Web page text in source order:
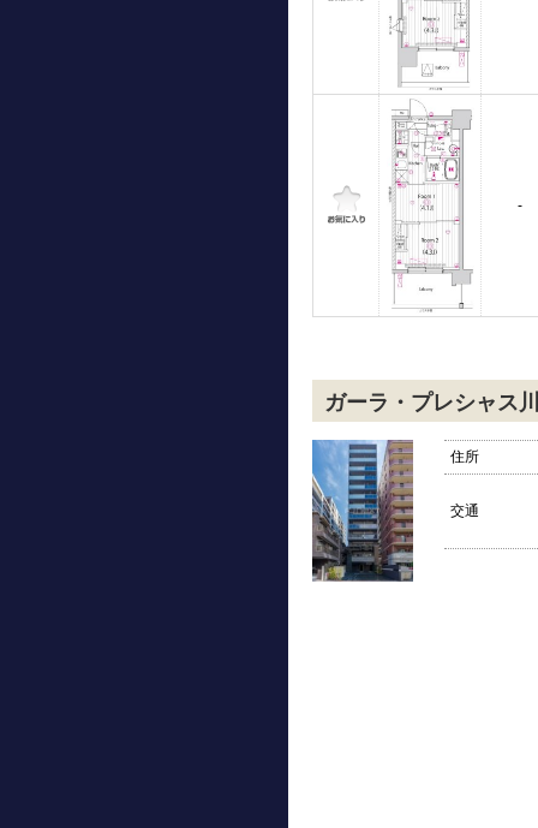
-
ガーラ・プレシャス
住所
交通